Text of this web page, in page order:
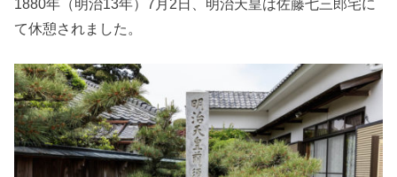
1880年（明治13年）7月2日、明治天皇は佐藤七三郎宅に
て休憩されました。